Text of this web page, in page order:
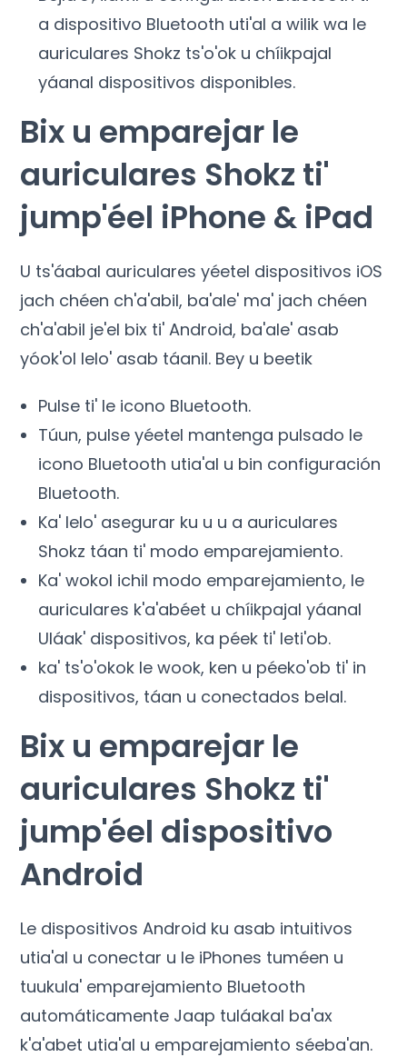
a dispositivo Bluetooth uti'al a wilik wa le
auriculares Shokz ts'o'ok u chíikpajal
yáanal dispositivos disponibles.
Bix u emparejar le
auriculares Shokz ti'
jump'éel iPhone & iPad
U ts'áabal auriculares yéetel dispositivos iOS
jach chéen ch'a'abil, ba'ale' ma' jach chéen
ch'a'abil je'el bix ti' Android, ba'ale' asab
yóok'ol lelo' asab táanil. Bey u beetik
Pulse ti' le icono Bluetooth.
Túun, pulse yéetel mantenga pulsado le
icono Bluetooth utia'al u bin configuración
Bluetooth.
Ka' lelo' asegurar ku u u a auriculares
Shokz táan ti' modo emparejamiento.
Ka' wokol ichil modo emparejamiento, le
auriculares k'a'abéet u chíikpajal yáanal
Uláak' dispositivos, ka péek ti' leti'ob.
ka' ts'o'okok le wook, ken u péeko'ob ti' in
dispositivos, táan u conectados belal.
Bix u emparejar le
auriculares Shokz ti'
jump'éel dispositivo
Android
Le dispositivos Android ku asab intuitivos
utia'al u conectar u le iPhones tuméen u
tuukula' emparejamiento Bluetooth
automáticamente Jaap tuláakal ba'ax
k'a'abet utia'al u emparejamiento séeba'an.